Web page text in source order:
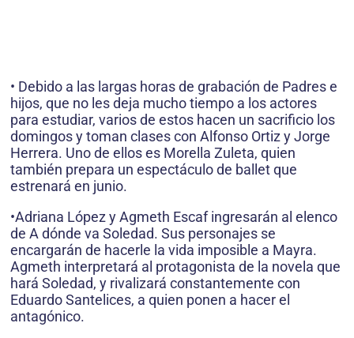
• Debido a las largas horas de grabación de Padres e
hijos, que no les deja mucho tiempo a los actores
para estudiar, varios de estos hacen un sacrificio los
domingos y toman clases con Alfonso Ortiz y Jorge
Herrera. Uno de ellos es Morella Zuleta, quien
también prepara un espectáculo de ballet que
estrenará en junio.
•Adriana López y Agmeth Escaf ingresarán al elenco
de A dónde va Soledad. Sus personajes se
encargarán de hacerle la vida imposible a Mayra.
Agmeth interpretará al protagonista de la novela que
hará Soledad, y rivalizará constantemente con
Eduardo Santelices, a quien ponen a hacer el
antagónico.